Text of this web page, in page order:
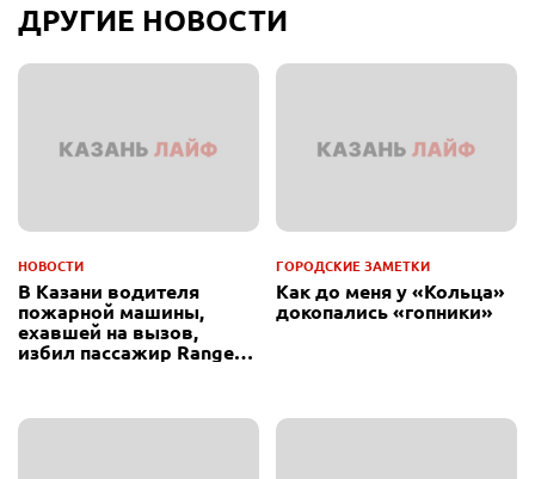
ДРУГИЕ НОВОСТИ
НОВОСТИ
В Казани водителя
пожарной машины,
ехавшей на вызов,
избил пассажир Range
ГОРОДСКИЕ ЗАМЕТКИ
Как до меня у «Кольца»
докопались «гопники»